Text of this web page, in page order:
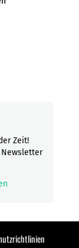
Zeit!